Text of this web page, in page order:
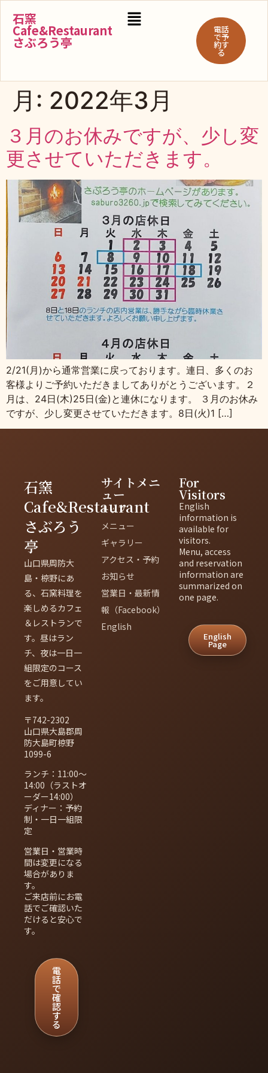
石窯
Cafe&Restaurant
さぶろう亭
電話
で予
約す
る
月: 2022年3月
３月のお休みですが、少し変
更させていただきます。
2/21(月)から通常営業に戻っております。連日、多くのお
客様よりご予約いただきましてありがとうございます。２
月は、24日(木)25日(金)と連休になります。 ３月のお休み
ですが、少し変更させていただきます。8日(火)1 […]
石窯
Cafe&Restaurant
さぶろう
亭
山口県周防大
島・椋野にあ
る、石窯料理を
楽しめるカフェ
＆レストランで
す。昼はラン
チ、夜は一日一
組限定のコース
をご用意してい
ます。
〒742-2302
山口県大島郡周
防大島町椋野
1099-6
ランチ：11:00〜
14:00（ラストオ
ーダー14:00）
ディナー：予約
制・一日一組限
定
営業日・営業時
間は変更になる
場合がありま
す。
ご来店前にお電
話でご確認いた
だけると安心で
す。
電
話
で
確
認
す
る
サイトメニ
ュー
トップ
メニュー
ギャラリー
アクセス・予約
お知らせ
営業日・最新情
報（Facebook）
English
For
Visitors
English
information is
available for
visitors.
Menu, access
and reservation
information are
summarized on
one page.
English
Page